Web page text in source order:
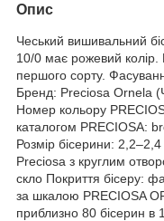
Опис
Чеський вишивальний
10/0 має рожевий
першого сорту.
Бренд: Preciosa Ornela
Номер кольору
каталогом PRECIOSA:
Розмір бісерини:
Preciosa з круглим
скло Покриття бісеру:
за шкалою PRECIOSA
приблизно 80 бісерин в